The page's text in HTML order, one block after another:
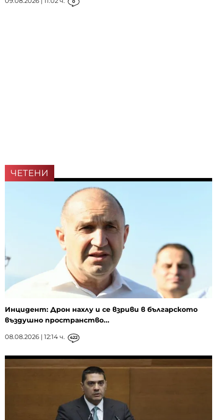
0
ЧЕТЕНИ
Инцидент: Дрон нахлу и се взриви в българското
въздушно пространство...
08.08.2026 | 12:14 ч. 422